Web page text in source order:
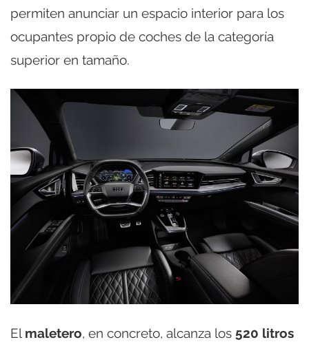
permiten anunciar un espacio interior para los
ocupantes propio de coches de la categoría
superior en tamaño.
El maletero, en concreto, alcanza los 520 litros